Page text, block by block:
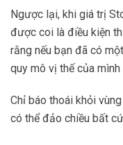
Ngược lại, khi giá trị
được coi là điều kiện
rằng nếu bạn đã có
quy mô vị thế của
Chỉ báo thoái khỏi
có thể đảo chiều bất